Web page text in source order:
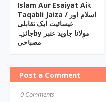
Islam Aur Esaiyat Aik
Taqabli Jaiza / اسلام اور
عیسائیت ایک تقابلی
جائزہby مولانا جاوید عنبر
مصباحی
Post a Comment
0 Comments